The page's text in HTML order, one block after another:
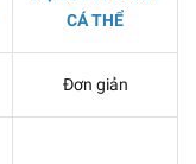
CÁ THỂ
Đơn giản